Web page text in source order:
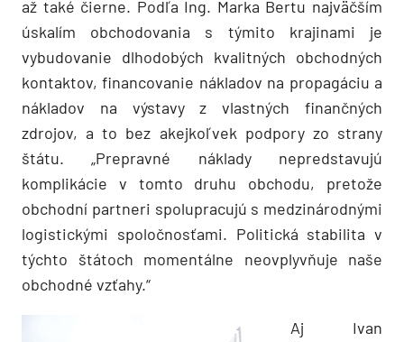
až také čierne. Podľa Ing. Marka Bertu najväčším
úskalím obchodovania s týmito krajinami je
vybudovanie dlhodobých kvalitných obchodných
kontaktov, financovanie nákladov na propagáciu a
nákladov na výstavy z vlastných finančných
zdrojov, a to bez akejkoľvek podpory zo strany
štátu. „Prepravné náklady nepredstavujú
komplikácie v tomto druhu obchodu, pretože
obchodní partneri spolupracujú s medzinárodnými
logistickými spoločnosťami. Politická stabilita v
týchto štátoch momentálne neovplyvňuje naše
obchodné vzťahy.“
Aj Ivan